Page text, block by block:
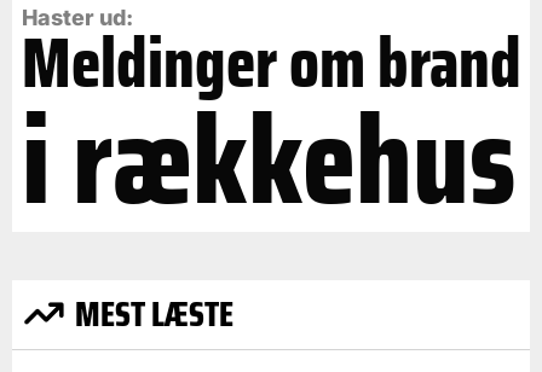
Haster ud:
Meldinger om brand
i rækkehus
MEST LÆSTE